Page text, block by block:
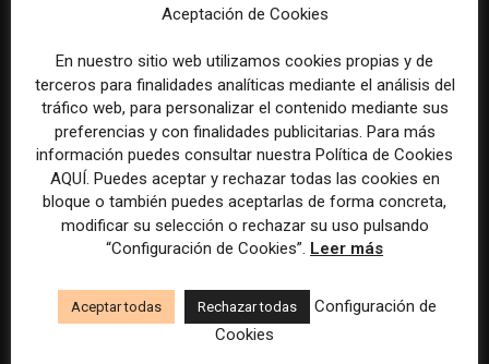
98% del valor de algunos
grandes grupos de prensa
tradicionales
pero no siempre comunidad:
cómo activar a los lectores
que siguen las noticias en
silencio
Cómo adelantarse a los
Aceptación de Cookies
En nuestro sitio web utilizamos cookies propias y de
terceros para finalidades analíticas mediante el análisis del
tráfico web, para personalizar el contenido mediante sus
preferencias y con finalidades publicitarias. Para más
información puedes consultar nuestra Política de Cookies
AQUÍ. Puedes aceptar y rechazar todas las cookies en
bloque o también puedes aceptarlas de forma concreta,
modificar su selección o rechazar su uso pulsando
“Configuración de Cookies”. Leer más
Aceptar todas Rechazar todas
Configuración de
Cookies